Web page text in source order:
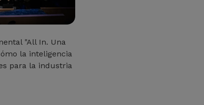
"All In. Una
la inteligencia
para la industria